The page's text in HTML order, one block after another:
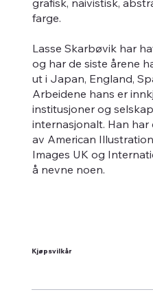
farge.
Lasse Skarbøvik har
og har de siste årene
ut i Japan, England,
Arbeidene hans er
institusjoner og
internasjonalt. Han
av American
Images UK og
å nevne noen.
Kjøpsvilkår